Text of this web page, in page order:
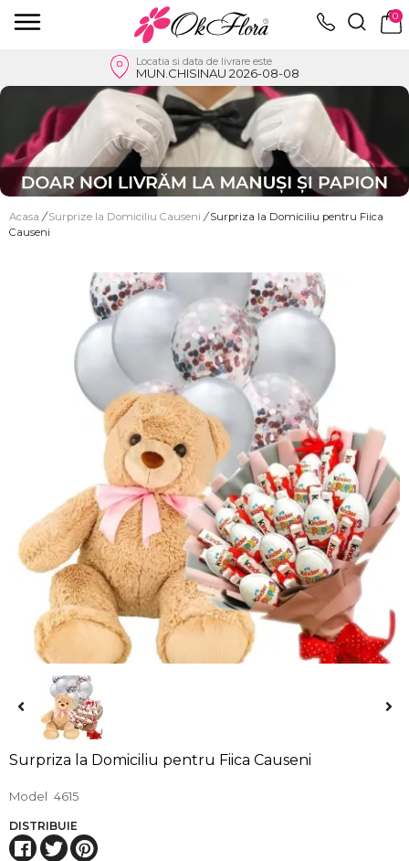
0
Locatia si data de livrare este
MUN.CHISINAU 2026-08-08
Acasa / Surprize la Domiciliu Causeni / Surpriza la Domiciliu pentru Fiica
Causeni
Surpriza la Domiciliu pentru Fiica Causeni
Model 4615
DISTRIBUIE